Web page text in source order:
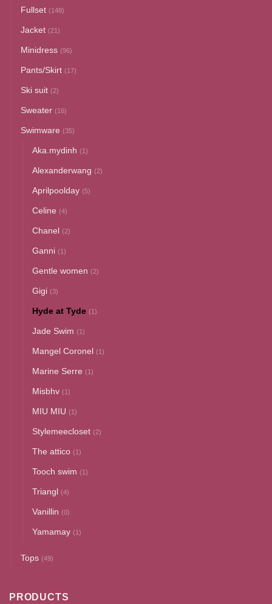
Fullset (148)
Jacket (21)
Minidress (96)
Pants/Skirt (17)
Ski suit (2)
Sweater (16)
Swimware (35)
Aka.mydinh (1)
Alexanderwang (2)
Aprilpoolday (5)
Celine (4)
Chanel (2)
Ganni (1)
Gentle women (2)
Gigi (3)
Hyde at Tyde (1)
Jade Swim (1)
Mangel Coronel (1)
Marine Serre (1)
Misbhv (1)
MIU MIU (1)
Stylemeecloset (2)
The attico (1)
Tooch swim (1)
Triangl (4)
Vanillin (0)
Yamamay (1)
Tops (49)
PRODUCTS